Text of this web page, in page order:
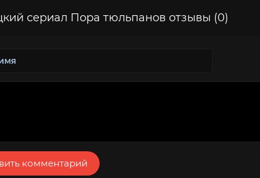
сериал Пора тюльпанов отзывы (0)
комментарий